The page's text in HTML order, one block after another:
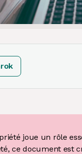
joue un rôle
ce document est